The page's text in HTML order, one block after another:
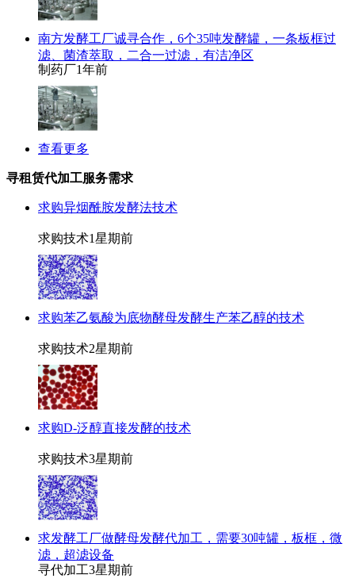
南方发酵工厂诚寻合作，6个35吨发酵罐，一条板框过
滤、菌渣萃取，二合一过滤，有洁净区
制药厂1年前
查看更多
寻租赁代加工服务需求
求购异烟酰胺发酵法技术
求购技术1星期前
求购苯乙氨酸为底物酵母发酵生产苯乙醇的技术
求购技术2星期前
求购D-泛醇直接发酵的技术
求购技术3星期前
求发酵工厂做酵母发酵代加工，需要30吨罐，板框，微
滤，超滤设备
寻代加工3星期前